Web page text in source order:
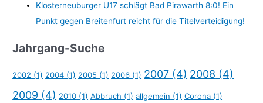
Klosterneuburger U17 schlägt Bad Pirawarth 8:0! Ein
Punkt gegen Breitenfurt reicht für die Titelverteidigung!
Jahrgang-Suche
2002 (1) 2004 (1) 2005 (1) 2006 (1) 2007 (4) 2008 (4)
2009 (4) 2010 (1) Abbruch (1) allgemein (1) Corona (1)